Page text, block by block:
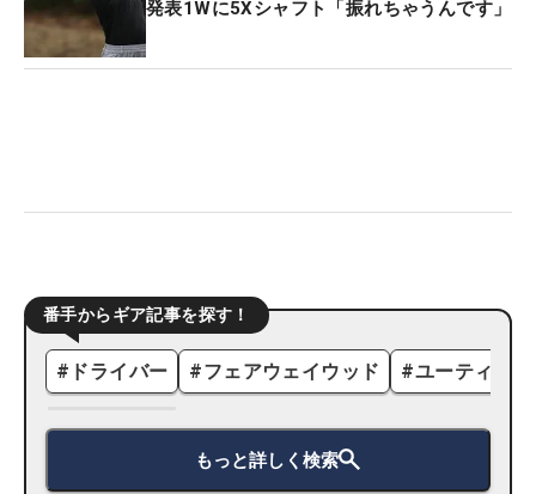
発表1Wに5Xシャフト「振れちゃうんです」
番手からギア記事を探す！
# ドライバー #フェアウェイウッド #ユーティリ
もっと詳しく検索